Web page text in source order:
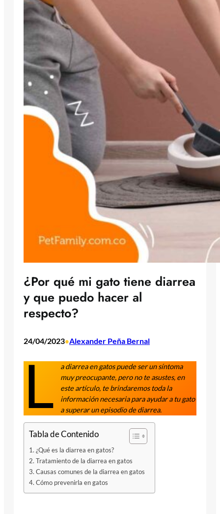
¿Por qué mi gato tiene diarrea
y que puedo hacer al
respecto?
24/04/2023•Alexander Peña Bernal
L
a diarrea en gatos puede ser un síntoma
muy preocupante, pero no te asustes, en
este artículo, te brindaremos toda la
información necesaria para ayudar a tu gato
a superar un episodio de diarrea.
Tabla de Contenido
¿Qué es la diarrea en gatos?
Tratamiento de la diarrea en gatos
Causas comunes de la diarrea en gatos
Cómo prevenirla en gatos